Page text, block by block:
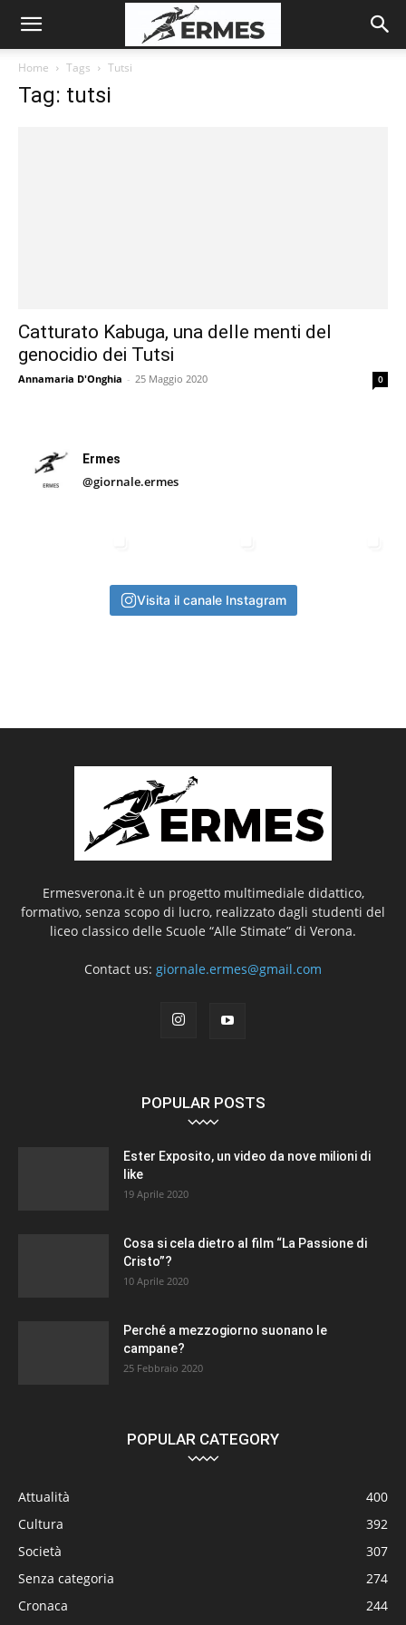
Home Tags Tutsi
Tag: tutsi
Catturato Kabuga, una delle menti del
genocidio dei Tutsi
Annamaria D'Onghia - 25 Maggio 2020 0
Ermes
@giornale.ermes
Visita il canale Instagram
Ermesverona.it è un progetto multimediale didattico,
formativo, senza scopo di lucro, realizzato dagli studenti del
liceo classico delle Scuole “Alle Stimate” di Verona.
Contact us: giornale.ermes@gmail.com
POPULAR POSTS
Ester Exposito, un video da nove milioni di
like
19 Aprile 2020
Cosa si cela dietro al film “La Passione di
Cristo”?
10 Aprile 2020
Perché a mezzogiorno suonano le
campane?
25 Febbraio 2020
POPULAR CATEGORY
Attualità
400
Cultura
392
Società
307
Senza categoria
274
Cronaca
244